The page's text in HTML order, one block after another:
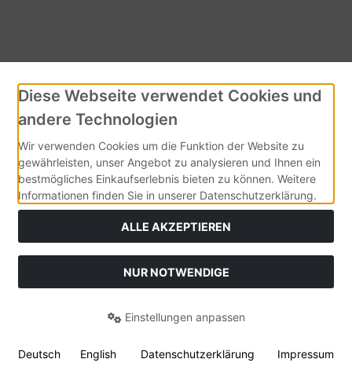
Diese Webseite verwendet Cookies und
andere Technologien
Wir verwenden Cookies um die Funktion der Website zu
gewährleisten, unser Angebot zu analysieren und Ihnen ein
bestmögliches Einkaufserlebnis bieten zu können. Weitere
Informationen finden Sie in unserer Datenschutzerklärung.
ALLE AKZEPTIEREN
NUR NOTWENDIGE
Einstellungen anpassen
Deutsch English Datenschutzerklärung Impressum